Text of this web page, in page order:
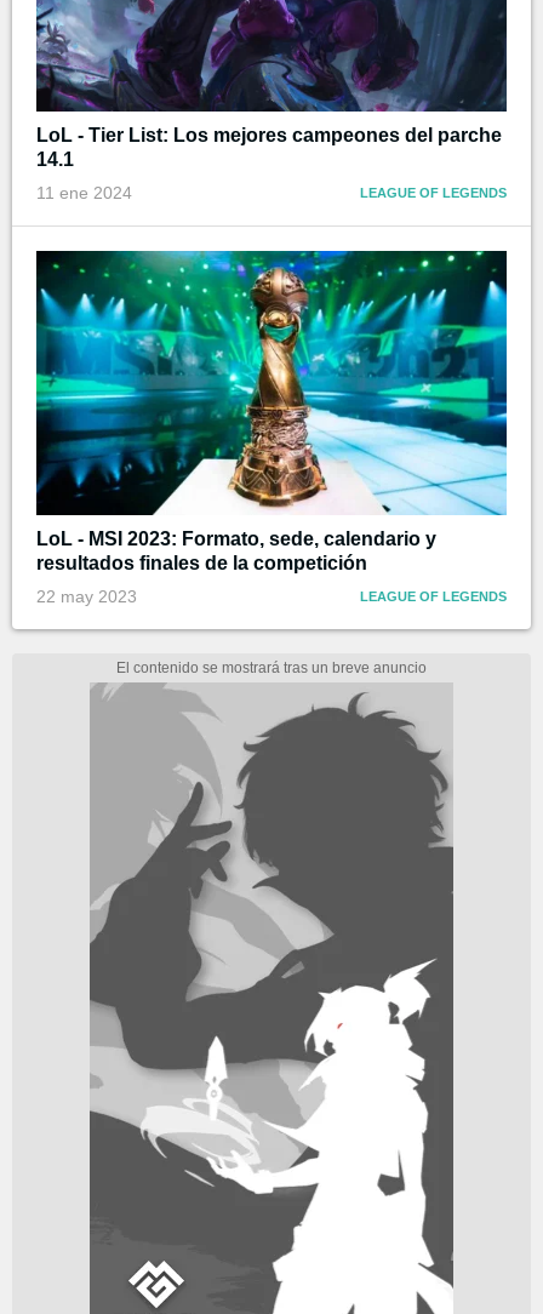
LoL - Tier List: Los mejores campeones del parche
14.1
11 ene 2024 LEAGUE OF LEGENDS
LoL - MSI 2023: Formato, sede, calendario y
resultados finales de la competición
22 may 2023 LEAGUE OF LEGENDS